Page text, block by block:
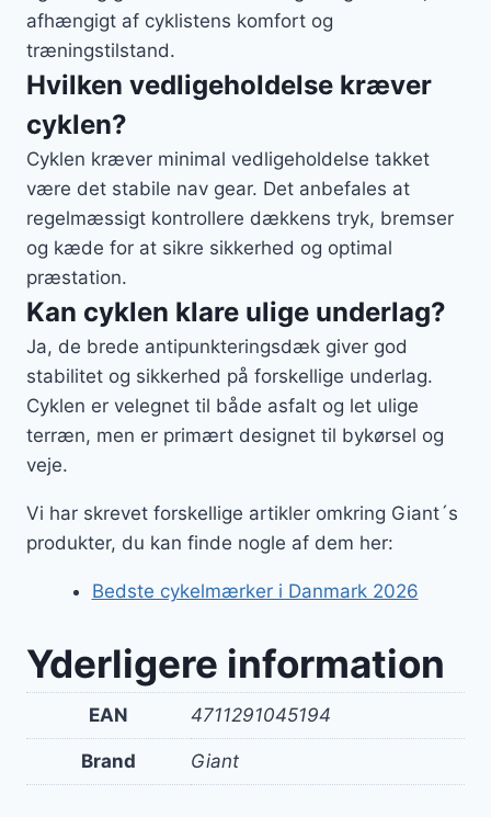
afhængigt af cyklistens komfort og
træningstilstand.
Hvilken vedligeholdelse kræver
cyklen?
Cyklen kræver minimal vedligeholdelse takket
være det stabile nav gear. Det anbefales at
regelmæssigt kontrollere dækkens tryk, bremser
og kæde for at sikre sikkerhed og optimal
præstation.
Kan cyklen klare ulige underlag?
Ja, de brede antipunkteringsdæk giver god
stabilitet og sikkerhed på forskellige underlag.
Cyklen er velegnet til både asfalt og let ulige
terræn, men er primært designet til bykørsel og
veje.
Vi har skrevet forskellige artikler omkring Giant´s
produkter, du kan finde nogle af dem her:
Bedste cykelmærker i Danmark 2026
Yderligere information
EAN 4711291045194
Brand Giant